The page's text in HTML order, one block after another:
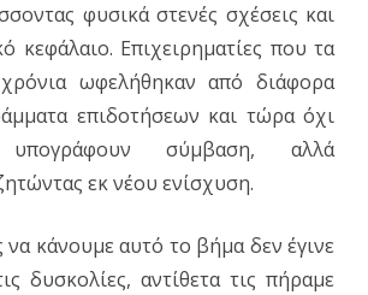
φυσικά στενές σχέσεις και
κεφάλαιο. Επιχειρηματίες που τα
ωφελήθηκαν από διάφορα
επιδοτήσεων και τώρα όχι
σύμβαση, αλλά
εκ νέου ενίσχυση.
κάνουμε αυτό το βήμα δεν έγινε
δυσκολίες, αντίθετα τις πήραμε